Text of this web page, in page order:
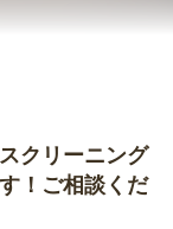
クリーニング
！ご相談くだ